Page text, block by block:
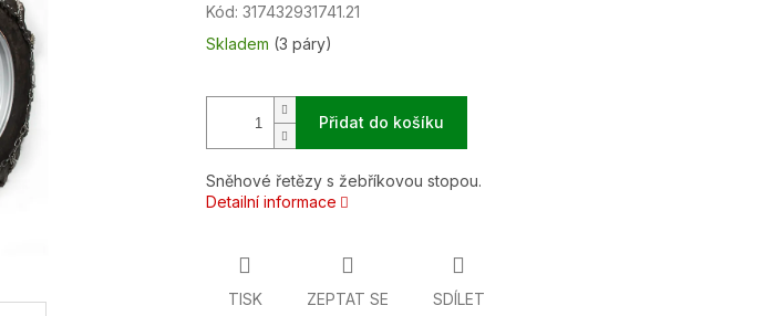
cena:
Kód: 317432931741.21
Skladem (3 páry)
Přidat do košíku
Sněhové řetězy s žebříkovou stopou.
Detailní informace
TISK ZEPTAT SE SDÍLET